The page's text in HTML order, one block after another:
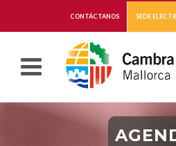
CONTÁCTANOS SEDE